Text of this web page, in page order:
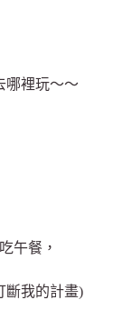
哪裡玩～～
吃午餐，
斷我的計畫)